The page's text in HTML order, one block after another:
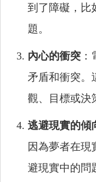
到了障礙，比
題。
內心的衝突
矛盾和衝突。
觀、目標或決
逃避現實的傾
因為夢者在現
避現實中的問